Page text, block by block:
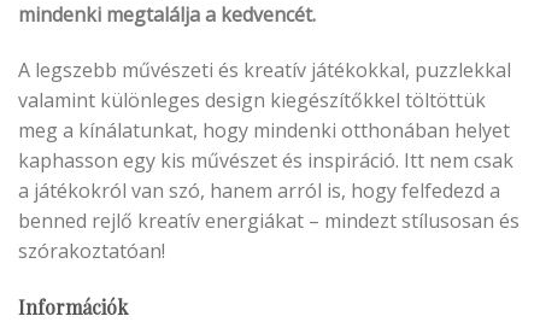
mindenki megtalálja a kedvencét.
A legszebb művészeti és kreatív játékokkal, puzzlekkal
valamint különleges design kiegészítőkkel töltöttük
meg a kínálatunkat, hogy mindenki otthonában helyet
kaphasson egy kis művészet és inspiráció. Itt nem csak
a játékokról van szó, hanem arról is, hogy felfedezd a
benned rejlő kreatív energiákat – mindezt stílusosan és
szórakoztatóan!
Információk